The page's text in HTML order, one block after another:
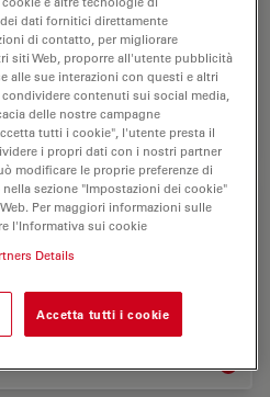
il vostro affidabile
verso le soluzioni di imaging
per consentirvi di essere
industriale
tendenza attuale è di
Le soluzioni dedicate
Leica, sono…
dati fornitici direttamente
di contatto, per migliorare
siti Web, proporre all'utente pubblicità
alle sue interazioni con questi e altri
contenuti sui social media,
delle nostre campagne
tutti i cookie", l'utente presta il
i propri dati con i nostri partner
modificare le proprie preferenze di
sezione "Impostazioni dei cookie"
Per maggiori informazioni sulle
l'Informativa sui cookie
Details
Accetta tutti i cookie